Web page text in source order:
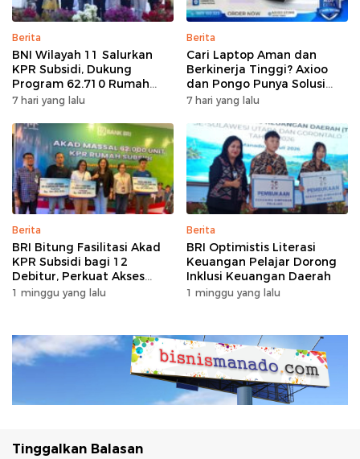
Berita
BNI Wilayah 11 Salurkan
KPR Subsidi, Dukung
Program 62.710 Rumah
Bersubsidi
7 hari yang lalu
Berita
Cari Laptop Aman dan
Berkinerja Tinggi? Axioo
dan Pongo Punya Solusi
dengan Garansi Ekstra
7 hari yang lalu
Berita
BRI Bitung Fasilitasi Akad
KPR Subsidi bagi 12
Debitur, Perkuat Akses
Hunian Masyarakat
1 minggu yang lalu
Berita
BRI Optimistis Literasi
Keuangan Pelajar Dorong
Inklusi Keuangan Daerah
1 minggu yang lalu
Tinggalkan Balasan